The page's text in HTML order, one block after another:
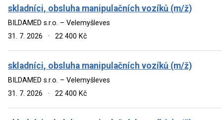
skladníci, obsluha manipulačních vozíků (m/ž)
BILDAMED s.r.o. – Velemyšleves
31. 7. 2026
· 22 400 Kč
skladníci, obsluha manipulačních vozíků (m/ž)
BILDAMED s.r.o. – Velemyšleves
31. 7. 2026
· 22 400 Kč